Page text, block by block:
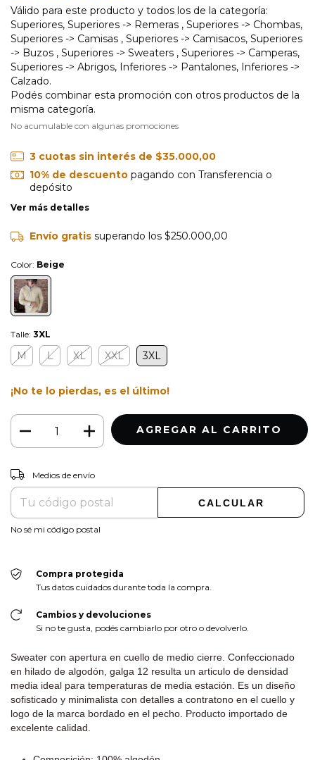
Válido para este producto y todos los de la categoría:
Superiores, Superiores -> Remeras , Superiores -> Chombas,
Superiores -> Camisas , Superiores -> Camisacos, Superiores
-> Buzos , Superiores -> Sweaters , Superiores -> Camperas,
Superiores -> Abrigos, Inferiores -> Pantalones, Inferiores ->
Calzado.
Podés combinar esta promoción con otros productos de la
misma categoría.
No acumulable con algunas promociones
3 cuotas sin interés de $35.000,00
10% de descuentopagando con Transferencia o
depósito
Ver más detalles
Envío gratis superando los $250.000,00
Color: Beige
Talle: 3XL
M L XL XXL 3XL
¡No te lo pierdas, es el último!
Entregas para el CP:
Medios de envío
CALCULAR
No sé mi código postal
Compra protegida
Tus datos cuidados durante toda la compra.
Cambios y devoluciones
Si no te gusta, podés cambiarlo por otro o devolverlo.
Sweater con apertura en cuello de medio cierre. Confeccionado
en hilado de algodón, galga 12 resulta un articulo de densidad
media ideal para temperaturas de media estación. Es un diseño
sofisticado y minimalista con detalles a contratono en el cuello y
logo de la marca bordado en el pecho. Producto importado de
excelente calidad.